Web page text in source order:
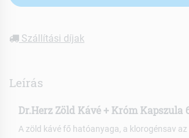
Szállítási díjak
Leírás
Dr.Herz Zöld Kávé + Króm Kapszula
A zöld kávé fő hatóanyaga, a klorogénsav az